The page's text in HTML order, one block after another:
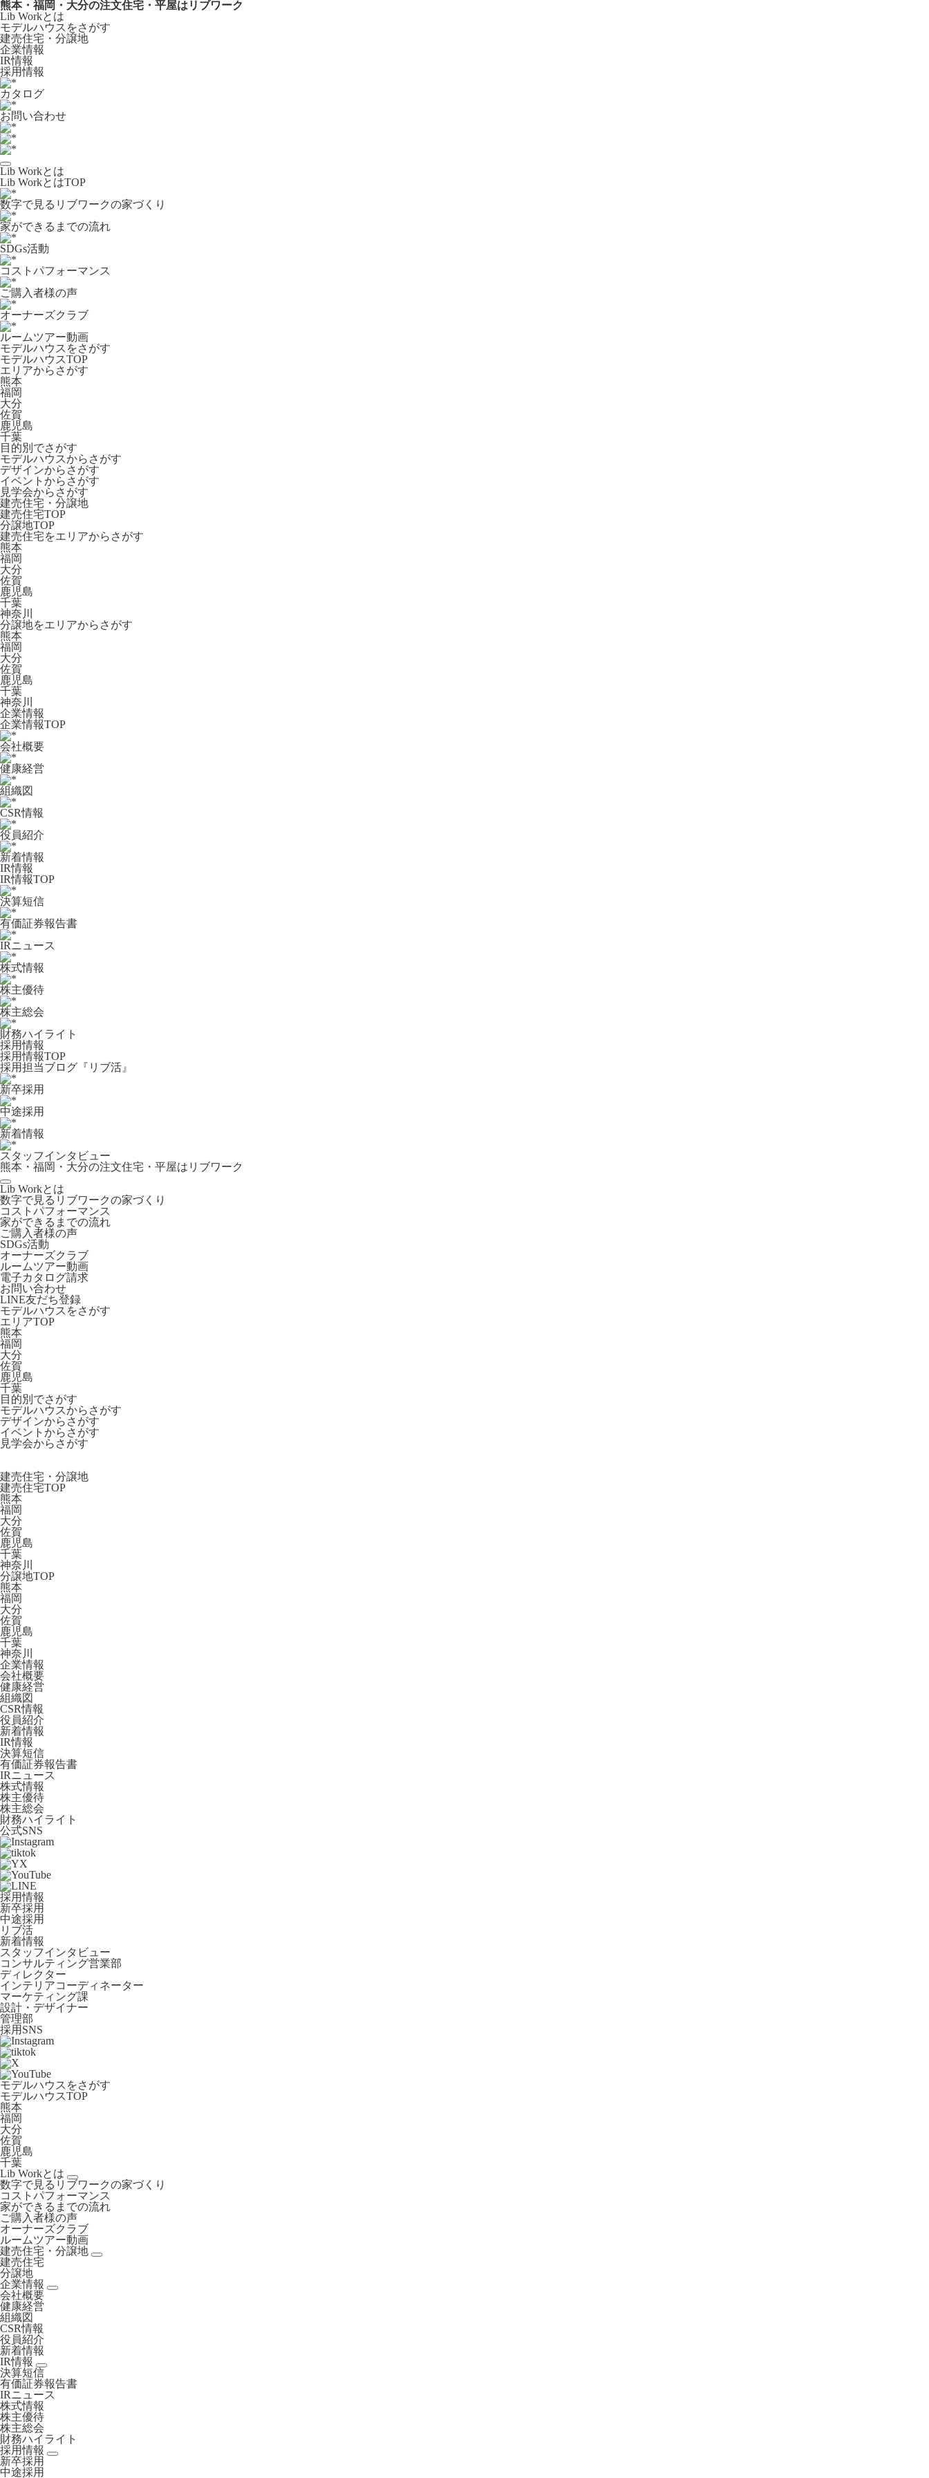
熊本・福岡・大分の注文住宅・平屋はリブワーク
Lib Workとは
モデルハウスをさがす
建売住宅・分譲地
企業情報
IR情報
採用情報
カタログ
お問い合わせ
Lib Workとは
Lib WorkとはTOP
数字で⾒るリブワークの家づくり
家ができるまでの流れ
SDGs活動
コストパフォーマンス
ご購入者様の声
オーナーズクラブ
ルームツアー動画
モデルハウスをさがす
モデルハウスTOP
エリアからさがす
熊本
福岡
大分
佐賀
鹿児島
千葉
目的別でさがす
モデルハウスからさがす
デザインからさがす
イベントからさがす
見学会からさがす
建売住宅・分譲地
建売住宅TOP
分譲地TOP
建売住宅をエリアからさがす
熊本
福岡
大分
佐賀
鹿児島
千葉
神奈川
分譲地をエリアからさがす
熊本
福岡
大分
佐賀
鹿児島
千葉
神奈川
企業情報
企業情報TOP
会社概要
健康経営
組織図
CSR情報
役員紹介
新着情報
IR情報
IR情報TOP
決算短信
有価証券報告書
IRニュース
株式情報
株主優待
株主総会
財務ハイライト
採用情報
採用情報TOP
採用担当ブログ『リブ活』
新卒採用
中途採用
新着情報
スタッフインタビュー
熊本・福岡・大分の注文住宅・平屋はリブワーク
Lib Workとは
数字で見るリブワークの家づくり
コストパフォーマンス
家ができるまでの流れ
ご購入者様の声
SDGs活動
オーナーズクラブ
ルームツアー動画
電子カタログ請求
お問い合わせ
LINE友だち登録
モデルハウスをさがす
エリアTOP
熊本
福岡
大分
佐賀
鹿児島
千葉
目的別でさがす
モデルハウスからさがす
デザインからさがす
イベントからさがす
見学会からさがす
建売住宅・分譲地
建売住宅TOP
熊本
福岡
大分
佐賀
鹿児島
千葉
神奈川
分譲地TOP
熊本
福岡
大分
佐賀
鹿児島
千葉
神奈川
企業情報
会社概要
健康経営
組織図
CSR情報
役員紹介
新着情報
IR情報
決算短信
有価証券報告書
IRニュース
株式情報
株主優待
株主総会
財務ハイライト
公式SNS
採用情報
新卒採用
中途採用
リブ活
新着情報
スタッフインタビュー
コンサルティング営業部
ディレクター
インテリアコーディネーター
マーケティング課
設計・デザイナー
管理部
採用SNS
モデルハウスをさがす
モデルハウスTOP
熊本
福岡
大分
佐賀
鹿児島
千葉
Lib Workとは
数字で見るリブワークの家づくり
コストパフォーマンス
家ができるまでの流れ
ご購入者様の声
オーナーズクラブ
ルームツアー動画
建売住宅・分譲地
建売住宅
分譲地
企業情報
会社概要
健康経営
組織図
CSR情報
役員紹介
新着情報
IR情報
決算短信
有価証券報告書
IRニュース
株式情報
株主優待
株主総会
財務ハイライト
採用情報
新卒採用
中途採用